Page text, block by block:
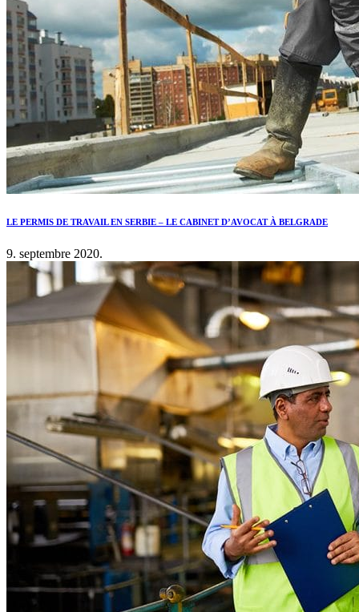
LE PERMIS DE TRAVAIL EN SERBIE – LE CABINET D’AVOCAT À BELGRADE
9. septembre 2020.